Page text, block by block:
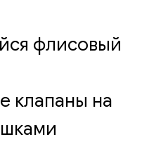
флисовый
клапаны на